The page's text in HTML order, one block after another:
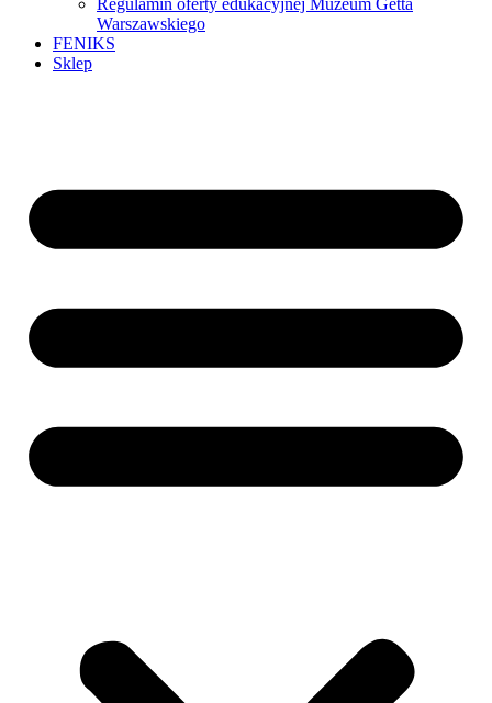
Warszawskiego
FENIKS
Sklep